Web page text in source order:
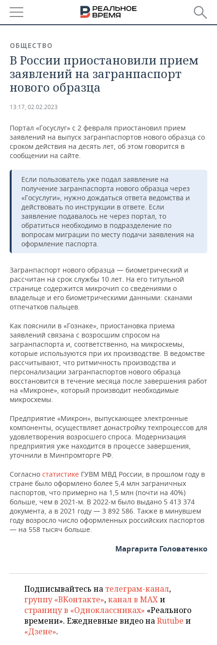
БАШКОРТОСТАН
ТАТАРСТАН
НОВОСТИ
АНАЛИТИКА
ДЕКЛАРАЦИИ О ДОХОДАХ
КОРОЛИ ГОСЗАКАЗА ПФО
ВУЗЫ ТАТАРСТАНА
КОМУ ПРИНАДЛЕЖАТ
ТОРГОВЫЕ ЦЕНТРЫ
ТАТАРСТАНА
НОВОСТИ ЭКОНОМИКИ
ФИНАНСЫ
БАНКИ
БЮДЖЕТ
ИНВЕСТИЦИИ
ПРОМЫШЛЕННОСТЬ
НОВОСТИ
ПРОМЫШЛЕННОСТИ
АГРОПРОМ
МАШИНОСТРОЕНИЕ
НЕФТЕХИМИЯ
НЕФТЬ
ЭНЕРГЕТИКА
НЕДВИЖИМОСТЬ
НОВОСТИ НЕДВИЖИМОСТИ
АВТО
НОВОСТИ АВТО
БИЗНЕС
НОВОСТИ БИЗНЕСА
РОЗНИЧНАЯ ТОРГОВЛЯ
УСЛУГИ
ТЕХНОЛОГИИ
НОВОСТИ ТЕХНОЛОГИЙ
МЕДИА
ТЕЛЕКОММУНИКАЦИИ
МЕРОПРИЯТИЯ
ВЫЕЗДНАЯ РЕДАКЦИЯ
БИЗНЕС-БРАНЧИ
ONLINE-КОНФЕРЕНЦИИ
ОТКРЫТАЯ ЛЕКЦИЯ
НОВОСТИ СПОРТА
ФУТБОЛ
ХОККЕЙ
БАСКЕТБОЛ
ВОЛЕЙБОЛ
КИБЕРСПОРТ
ФИГУРНОЕ КАТАНИЕ
ВОДНЫЕ ВИДЫ СПОРТА
ХОККЕЙ С МЯЧОМ
ОБЩЕСТВО
НОВОСТИ ОБЩЕСТВА
ВЛАСТЬ
ИНФРАСТРУКТУРА
ИСТОРИЯ
КУЛЬТУРА
МЕДИЦИНА
ОБРАЗОВАНИЕ
ПРОИСШЕСТВИЯ
ФОТОГАЛЕРЕЯ
СЮЖЕТЫ
СПРАВОЧНИК
СПИСОК ПЕРСОН
СПИСОК КОМПАНИЙ
ПОЛНАЯ ВЕРСИЯ
ОБЩЕСТВО
В России приостановили прием
заявлений на загранпаспорт
нового образца
13:17, 02.02.2023
Портал «Госуслуг» с 2 февраля приостановил прием
заявлений на выпуск загранпаспортов нового образца со
сроком действия на десять лет, об этом говорится в
сообщении на сайте.
Если пользователь уже подал заявление на
получение загранпаспорта нового образца через
«Госуслуги», нужно дождаться ответа ведомства и
действовать по инструкции в ответе. Если
заявление подавалось не через портал, то
обратиться необходимо в подразделение по
вопросам миграции по месту подачи заявления на
оформление паспорта.
Загранпаспорт нового образца — биометрический и
рассчитан на срок службы 10 лет. На его титульной
странице содержится микрочип со сведениями о
владельце и его биометрическими данными: сканами
отпечатков пальцев.
Как пояснили в «Гознаке», приостановка приема
заявлений связана с возросшим спросом на
загранпаспорта и, соответственно, на микросхемы,
которые используются при их производстве. В ведомстве
рассчитывают, что ритмичность производства и
персонализации загранпаспортов нового образца
восстановится в течение месяца после завершения работ
на «Микроне», который производит необходимые
микросхемы.
Предприятие «Микрон», выпускающее электронные
компоненты, осуществляет донастройку техпроцессов для
удовлетворения возросшего спроса. Модернизация
предприятия уже находится в процессе завершения,
уточнили в Минпромторге РФ.
Согласно статистике ГУВМ МВД России, в прошлом году в
стране было оформлено более 5,4 млн заграничных
паспортов, что примерно на 1,5 млн (почти на 40%)
больше, чем в 2021-м. В 2022-м было выдано 5 413 374
документа, а в 2021 году — 3 892 586. Также в минувшем
году возросло число оформленных российских паспортов
— на 558 тысяч больше.
Маргарита Головатенко
Подписывайтесь на телеграм-канал,
группу «ВКонтакте»,канал в MAXи
страницу в «Одноклассниках» «Реального
времени». Ежедневные видео наRutube и
«Дзене».